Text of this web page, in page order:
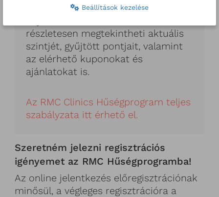
felületen tájékozódhat.
részletesen megtekintheti aktuális
szintjét, gyűjtött pontjait, valamint
az elérhető kuponokat és
ajánlatokat is.
Az RMC Clinics Hűségprogram teljes
szabályzata itt érhető el.
Szeretném jelezni regisztrációs
igényemet az RMC Hűségprogramba!
Az online jelentkezés előregisztrációnak
minősül, a végleges regisztrációra a
Beállítások kezelése